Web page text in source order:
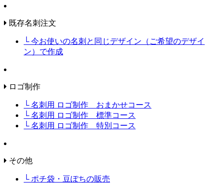
既存名刺注文
└ 今お使いの名刺と同じデザイン（ご希望のデザイ
ン）で作成
ロゴ制作
└ 名刺用 ロゴ制作 おまかせコース
└ 名刺用 ロゴ制作 標準コース
└ 名刺用 ロゴ制作 特別コース
その他
└ ポチ袋・豆ぽちの販売